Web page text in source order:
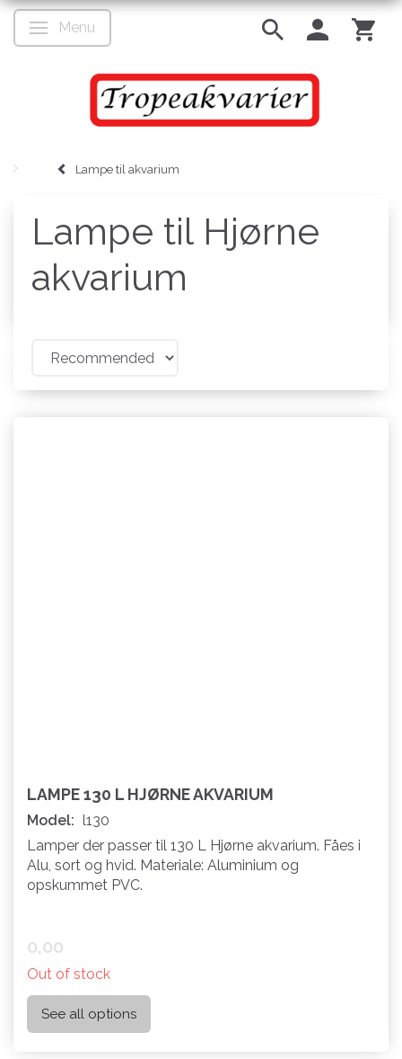
Toggle navigation
Menu
Lampe til akvarium
Lampe til Hjørne
akvarium
LAMPE 130 L HJØRNE AKVARIUM
Model: l130
Lamper der passer til 130 L Hjørne akvarium. Fåes i
Alu, sort og hvid. Materiale: Aluminium og
opskummet PVC.
0,00
Out of stock
See all options